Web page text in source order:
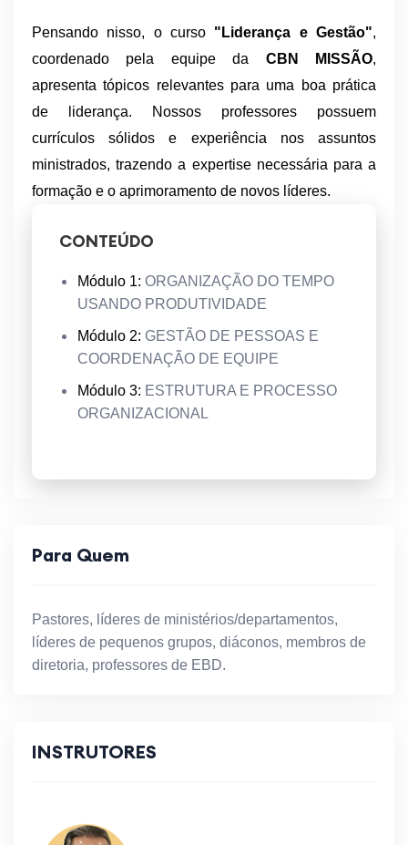
Pensando nisso, o curso "Liderança e Gestão",
coordenado pela equipe da CBN MISSÃO,
apresenta tópicos relevantes para uma boa prática
de liderança. Nossos professores possuem
currículos sólidos e experiência nos assuntos
ministrados, trazendo a expertise necessária para a
formação e o aprimoramento de novos líderes.
CONTEÚDO
Módulo 1: ORGANIZAÇÃO DO TEMPO
USANDO PRODUTIVIDADE
Módulo 2: GESTÃO DE PESSOAS E
COORDENAÇÃO DE EQUIPE
Módulo 3: ESTRUTURA E PROCESSO
ORGANIZACIONAL
Para Quem
Pastores, líderes de ministérios/departamentos,
líderes de pequenos grupos, diáconos, membros de
diretoria, professores de EBD.
INSTRUTORES